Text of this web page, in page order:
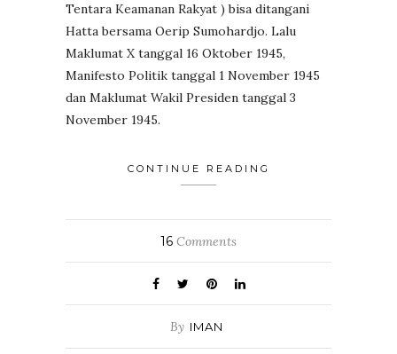
Tentara Keamanan Rakyat ) bisa ditangani
Hatta bersama Oerip Sumohardjo. Lalu
Maklumat X tanggal 16 Oktober 1945,
Manifesto Politik tanggal 1 November 1945
dan Maklumat Wakil Presiden tanggal 3
November 1945.
CONTINUE READING
16 Comments
By IMAN